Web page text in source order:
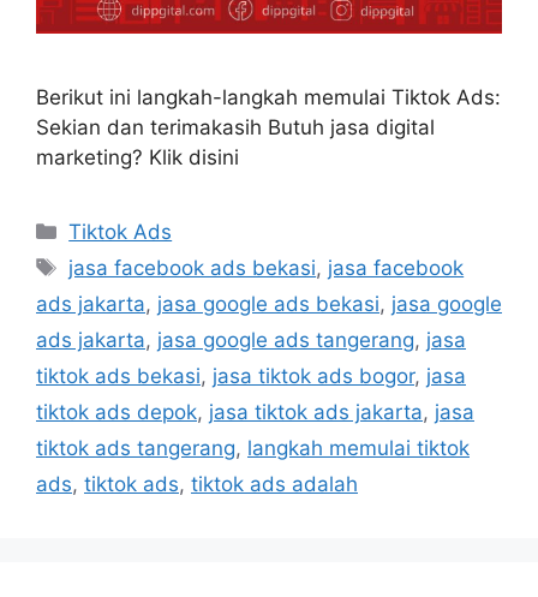
Berikut ini langkah-langkah memulai Tiktok Ads:
Sekian dan terimakasih Butuh jasa digital
marketing? Klik disini
Tiktok Ads
jasa facebook ads bekasi, jasa facebook
ads jakarta, jasa google ads bekasi, jasa google
ads jakarta, jasa google ads tangerang, jasa
tiktok ads bekasi, jasa tiktok ads bogor, jasa
tiktok ads depok, jasa tiktok ads jakarta, jasa
tiktok ads tangerang, langkah memulai tiktok
ads, tiktok ads, tiktok ads adalah